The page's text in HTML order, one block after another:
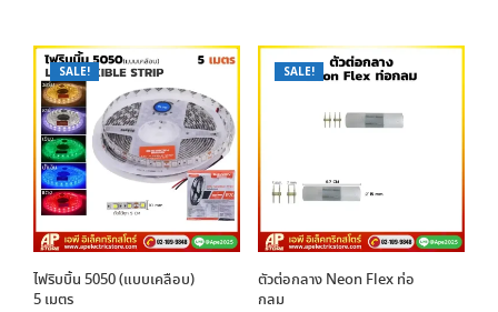
870.00฿
through
33,000.00฿
SALE!
ไฟริบบิ้น 5050 (แบบเคลือบ)
5 เมตร
SALE!
ตัวต่อกลาง Neon Flex ท่อ
กลม